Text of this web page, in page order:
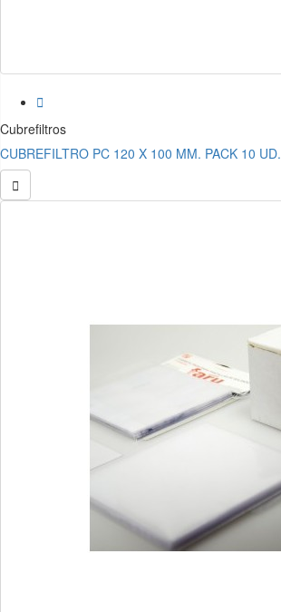

Cubrefiltros
CUBREFILTRO PC 120 X 100 MM. PACK 10 UD.
